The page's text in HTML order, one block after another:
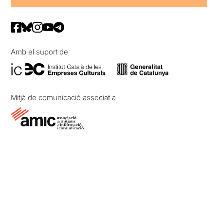
Amb el suport de
Mitjà de comunicació associat a